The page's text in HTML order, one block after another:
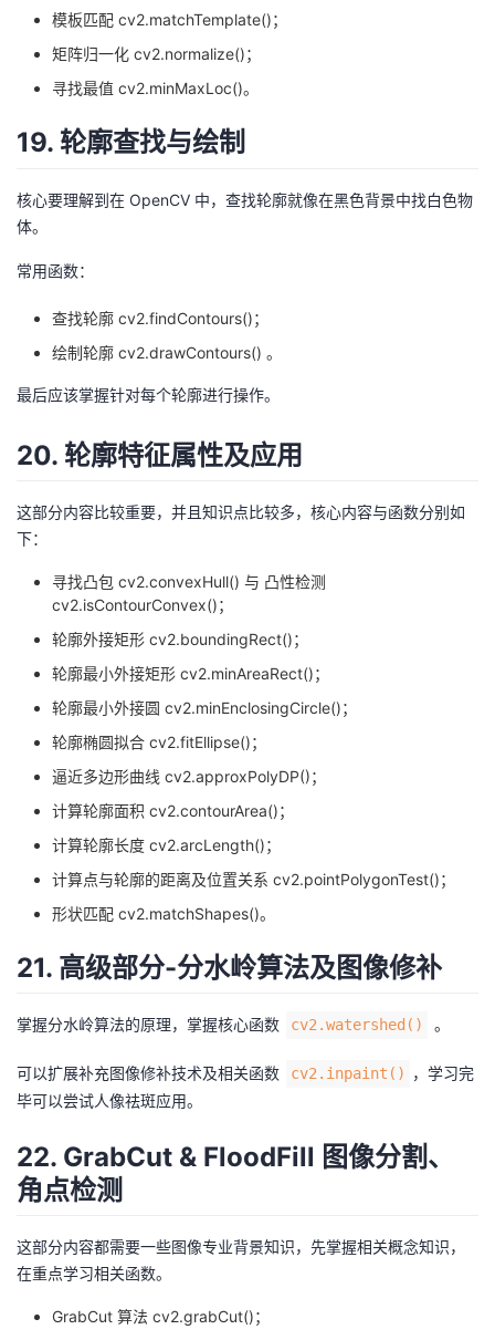
模板匹配 cv2.matchTemplate()；
矩阵归一化 cv2.normalize()；
寻找最值 cv2.minMaxLoc()。
19. 轮廓查找与绘制
核心要理解到在 OpenCV 中，查找轮廓就像在黑色背景中找白色物
体。
常用函数：
查找轮廓 cv2.findContours()；
绘制轮廓 cv2.drawContours() 。
最后应该掌握针对每个轮廓进行操作。
20. 轮廓特征属性及应用
这部分内容比较重要，并且知识点比较多，核心内容与函数分别如
下：
寻找凸包 cv2.convexHull() 与 凸性检测
cv2.isContourConvex()；
轮廓外接矩形 cv2.boundingRect()；
轮廓最小外接矩形 cv2.minAreaRect()；
轮廓最小外接圆 cv2.minEnclosingCircle()；
轮廓椭圆拟合 cv2.fitEllipse()；
逼近多边形曲线 cv2.approxPolyDP()；
计算轮廓面积 cv2.contourArea()；
计算轮廓长度 cv2.arcLength()；
计算点与轮廓的距离及位置关系 cv2.pointPolygonTest()；
形状匹配 cv2.matchShapes()。
21. 高级部分-分水岭算法及图像修补
掌握分水岭算法的原理，掌握核心函数 cv2.watershed() 。
可以扩展补充图像修补技术及相关函数 cv2.inpaint()
，学习完
毕可以尝试人像祛斑应用。
22. GrabCut & FloodFill 图像分割、
角点检测
这部分内容都需要一些图像专业背景知识，先掌握相关概念知识，
在重点学习相关函数。
GrabCut 算法 cv2.grabCut()；